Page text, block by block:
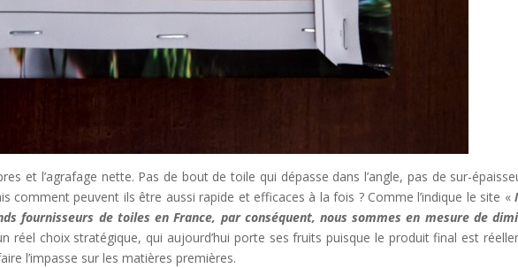
et l’agrafage nette. Pas de bout de toile qui dépasse dans l’angle, pas de sur-
comment peuvent ils être aussi rapide et efficaces à la fois ? Comme l’indique le site «
fournisseurs de toiles en France, par conséquent, nous sommes en mesure de
réel choix stratégique, qui aujourd’hui porte ses fruits puisque le produit final est
l’impasse sur les matières premières.